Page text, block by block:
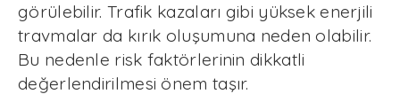
görülebilir. Trafik kazaları gibi yüksek enerjili
travmalar da kırık oluşumuna neden olabilir.
Bu nedenle risk faktörlerinin dikkatli
değerlendirilmesi önem taşır.